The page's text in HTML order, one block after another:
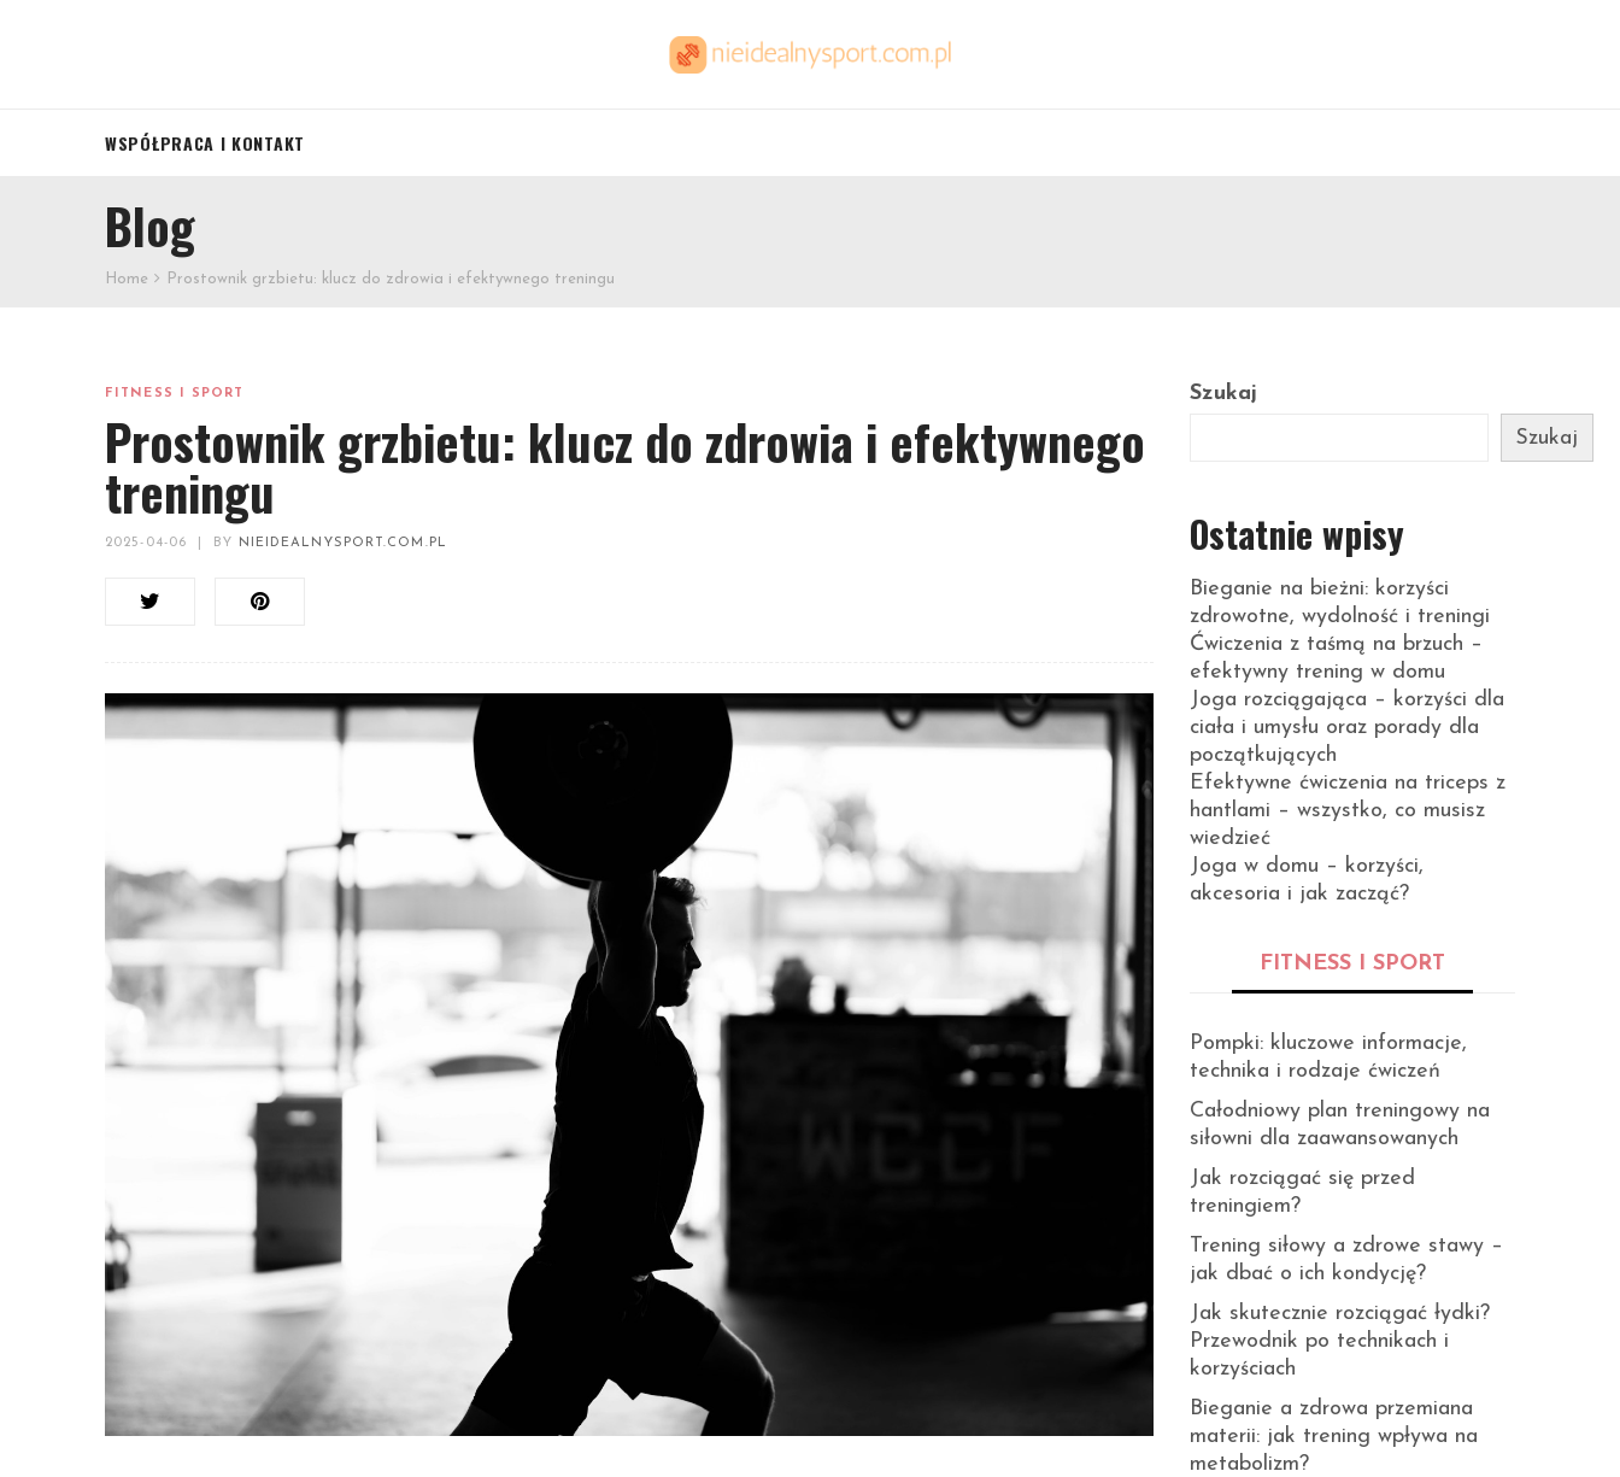
WSPÓŁPRACA I KONTAKT
Blog
Home Prostownik grzbietu: klucz do zdrowia i efektywnego treningu
FITNESS I SPORT
Prostownik grzbietu: klucz do zdrowia i efektywnego
treningu
2025-04-06 BY NIEIDEALNYSPORT.COM.PL
Szukaj
Szukaj
Ostatnie wpisy
Bieganie na bieżni: korzyści
zdrowotne, wydolność i treningi
Ćwiczenia z taśmą na brzuch –
efektywny trening w domu
Joga rozciągająca – korzyści dla
ciała i umysłu oraz porady dla
początkujących
Efektywne ćwiczenia na triceps z
hantlami – wszystko, co musisz
wiedzieć
Joga w domu – korzyści,
akcesoria i jak zacząć?
FITNESS I SPORT
Pompki: kluczowe informacje,
technika i rodzaje ćwiczeń
Całodniowy plan treningowy na
siłowni dla zaawansowanych
Jak rozciągać się przed
treningiem?
Trening siłowy a zdrowe stawy –
jak dbać o ich kondycję?
Jak skutecznie rozciągać łydki?
Przewodnik po technikach i
korzyściach
Bieganie a zdrowa przemiana
materii: jak trening wpływa na
metabolizm?